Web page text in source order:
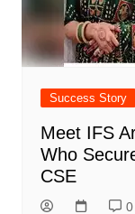
Success Story
Meet IFS
Who
CSE
0